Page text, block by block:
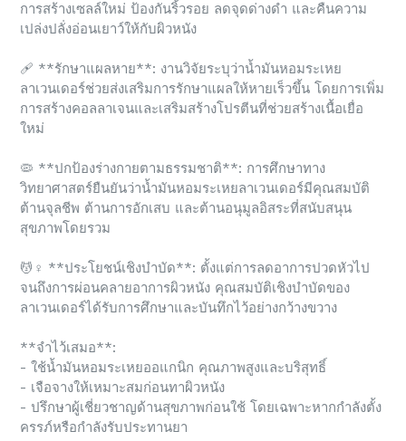
การสร้างเซลล์ใหม่ ป้องกันริ้วรอย ลดจุดด่างดำ และคืนความ
เปล่งปลั่งอ่อนเยาว์ให้กับผิวหนัง
🩹 **รักษาแผลหาย**: งานวิจัยระบุว่าน้ำมันหอมระเหย
ลาเวนเดอร์ช่วยส่งเสริมการรักษาแผลให้หายเร็วขึ้น โดยการเพิ่ม
การสร้างคอลลาเจนและเสริมสร้างโปรตีนที่ช่วยสร้างเนื้อเยื่อ
ใหม่
🦠 **ปกป้องร่างกายตามธรรมชาติ**: การศึกษาทาง
วิทยาศาสตร์ยืนยันว่าน้ำมันหอมระเหยลาเวนเดอร์มีคุณสมบัติ
ต้านจุลชีพ ต้านการอักเสบ และต้านอนุมูลอิสระที่สนับสนุน
สุขภาพโดยรวม
💆♀️ **ประโยชน์เชิงบำบัด**: ตั้งแต่การลดอาการปวดหัวไป
จนถึงการผ่อนคลายอาการผิวหนัง คุณสมบัติเชิงบำบัดของ
ลาเวนเดอร์ได้รับการศึกษาและบันทึกไว้อย่างกว้างขวาง
**จำไว้เสมอ**:
- ใช้น้ำมันหอมระเหยออแกนิก คุณภาพสูงและบริสุทธิ์
- เจือจางให้เหมาะสมก่อนทาผิวหนัง
- ปรึกษาผู้เชี่ยวชาญด้านสุขภาพก่อนใช้ โดยเฉพาะหากกำลังตั้ง
ครรภ์หรือกำลังรับประทานยา